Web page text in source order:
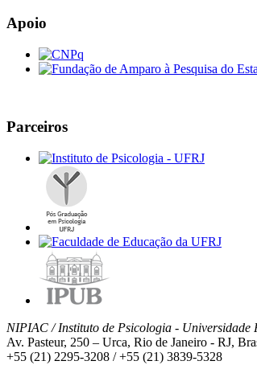
Apoio
Parceiros
NIPIAC / Instituto de Psicologia - Universidade
Av. Pasteur, 250 – Urca, Rio de Janeiro - RJ,
+55 (21) 2295-3208 / +55 (21) 3839-5328